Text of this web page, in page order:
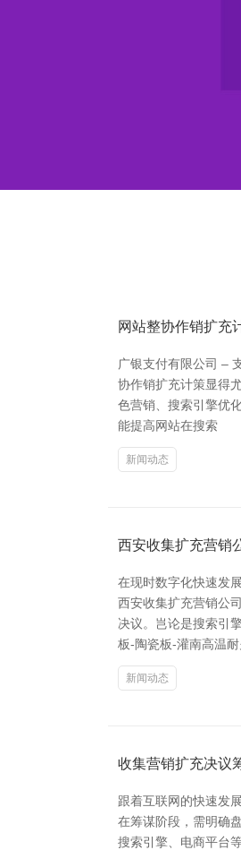
网站整协作销扩充
广银支付有限公司 –
协作销扩充计策显得
色营销、搜索引擎优
能提高网站在搜索
新闻动态
西安收集扩充营销
在现时数字化快速发
西安收集扩充营销公
决议。岂论是搜索引
板-陶瓷板-灌南高温
新闻动态
收集营销扩充决议
跟着互联网的快速发
在筹谋阶段，需明确
搜索引擎、电商平台